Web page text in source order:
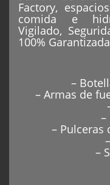
Factory,
comida e
Vigilado,
100%
–
– Armas de
–
– Pulceras
–